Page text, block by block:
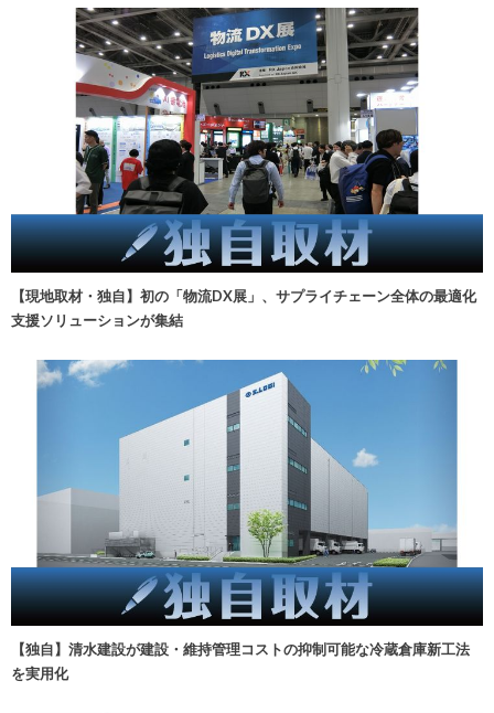
【現地取材・独自】初の「物流DX展」、サプライチェーン全体の最適化
支援ソリューションが集結
【独自】清水建設が建設・維持管理コストの抑制可能な冷蔵倉庫新工法
を実用化